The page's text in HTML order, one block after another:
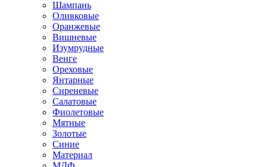
Шампань
Оливковые
Оранжевые
Вишневые
Изумрудные
Венге
Ореховые
Янтарные
Сиреневые
Салатовые
Фиолетовые
Мятные
Золотые
Синие
Материал